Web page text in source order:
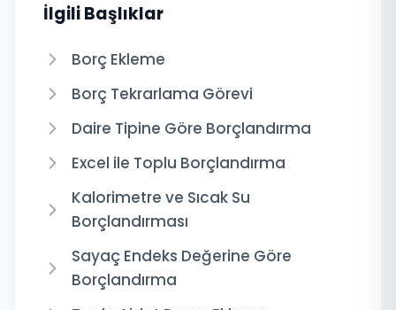
İlgili Başlıklar
Borç Ekleme
Borç Tekrarlama Görevi
Daire Tipine Göre Borçlandırma
Excel ile Toplu Borçlandırma
Kalorimetre ve Sıcak Su
Borçlandırması
Sayaç Endeks Değerine Göre
Borçlandırma